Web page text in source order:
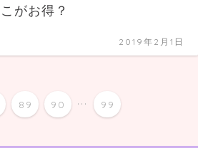
がお得？
2019年2月1日
89 90 ... 99